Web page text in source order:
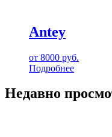
Antey
от 8000 руб.
Подробнее
Недавно